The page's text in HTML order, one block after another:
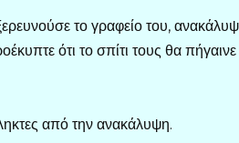
το γραφείο του,
ότι το σπίτι τους θα
από την ανακάλυψη.